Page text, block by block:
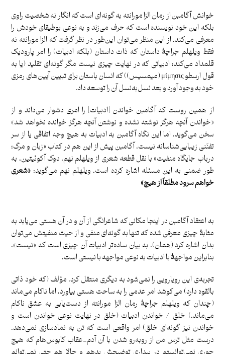
خوانش آگامبن از رمان الزا مورانته به گونه‌ای است که انگار نه شخصیت راوی
بلکه این خود نویسنده است که حرف می‌زند و به نوعی بوطیقای خودش را
معرفی می‌کند. از این منظر می‌توان این‌طور در نظر گرفت که الزا مورانته نه
فقط ویلهلم جراچۀ داستان که ذات داستان (بلکه ادبیات) را امر پارودیک
قلمداد می‌کند؛ ادبیاتی که در نهایت چیزی نیست مگر گونه‌ای تقلید (یا به
قول ارسطو μίμησις (میمسیس)) که انسان باستان برای تبیین آیین‌های رمزی
خود به وجود آورد و بعد نسل‌به‌نسل آن را توسعه داد.
از همین روست که آگامبن خواندن [ادبیات] را امری دشوار می‌داند و از
«خواندن آنچه هرگز نوشته نشده و نوشتن آنچه هرگز خوانده نخواهد شد»
سخن می‌گوید. اما این نگاه آگامبن به ادبیات به هیچ وجه اتفاقی یا از سر
تفنّنی زیبایی‌شناسانه نیست، آگامبن پیش از این هم در کتاب «زبان و مرگ؛
درباب جایگاه منفیت» با نقل قطعه شعری از ویلهلم نهم، دوک آکوئیتین، به
طور ضمنی به این مسئله اشاره کرده است. ویلهلم نهم می‌گوید: «شعری
خواهم سرود مطلقاً از هیچ»
به اعتقاد آگامبن در اینجا مکانی که شاعرانگی از آن و در آن هستی می‌یابد به
مثابۀ چیزی معرفی شده که تنها به گونه‌ای منفی و از حیث منفیتش می‌توان
بدان اشاره کرد (همان). به بیان ساده‌تر ادبیات آن چیزی است که «نیست».
بنابراین مواجهۀ با ادبیات به نوعی مواجهه با نیستی است.
تجربه‌ی این رویارویی را نمی‌شود به دیگری منتقل کرد. مؤلف (که خود ذاتی
بالقوه دارد) می‌کوشد امر عدمی را به ساحت هستی بیاورد، اما ناکام می‌ماند
(چندان که ویلهلم جراچۀ رمان الزا مورانته از دست‌یابی به عشق ناکام
می‌ماند.) خلق / خواندن ادبیات (خلق در نهایت نوعی خواندن است و
خواندن نیز گونه‌ای خلق) امر واقعی است که تن به نمادسازی نمی‌دهد.
درست مثل ترس من از روبه‌رو شدن با آن آدم_عقاب کابوس‌هام که هیچ